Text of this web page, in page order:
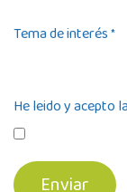
Tema de interés*
He leido y acepto
Envi​​​​ar